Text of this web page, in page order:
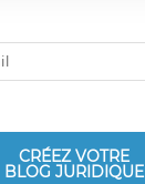
CRÉEZ VOTRE
BLOG JURIDIQUE